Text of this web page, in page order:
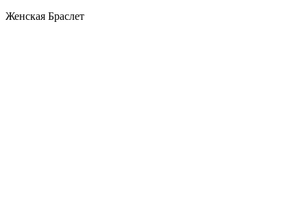
Женская Браслет